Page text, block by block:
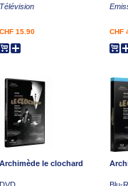
Télévision
CHF 15.90 CHF
Archimède le clochard